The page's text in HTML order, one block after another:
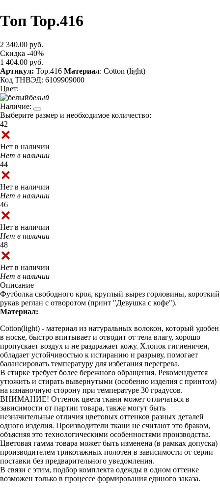
Топ Top.416
2 340.00 руб.
Скидка -40%
1 404.00 руб.
Артикул: Top.416 Материал: Cotton (light)
Код ТНВЭД: 6109909000
Цвет:
белый
Наличие:
Выберите размер и необходимое количество:
42
Нет в наличии
Нет в наличии
44
Нет в наличии
Нет в наличии
46
Нет в наличии
Нет в наличии
48
Нет в наличии
Нет в наличии
Описание
Футболка свободного кроя, круглый вырез горловины, короткий
рукав реглан с отворотом (принт "Девушка с кофе").
Материал:
Cotton(light) - материал из натуральных волокон, который удобен
в носке, быстро впитывает и отводит от тела влагу, хорошо
пропускает воздух и не раздражает кожу. Хлопок гигиеничен,
обладает устойчивостью к истиранию и разрыву, помогает
балансировать температуру для избегания перегрева.
В стирке требует более бережного обращения. Рекомендуется
утюжить и стирать вывернутыми (особенно изделия с принтом)
на изнаночную сторону при температуре 30 градусов.
ВНИМАНИЕ! Оттенок цвета ткани может отличаться в
зависимости от партии товара, также могут быть
незначительные отличия цветовых оттенков разных деталей
одного изделия. Производители ткани не считают это браком,
объясняя это технологическими особенностями производства.
Цветовая гамма товара может быть изменена (в рамках допуска)
производителем трикотажных полотен в зависимости от серии
поставки без предварительного уведомления.
В связи с этим, подбор комплекта одежды в одном оттенке
возможен только в процессе формирования единого заказа.